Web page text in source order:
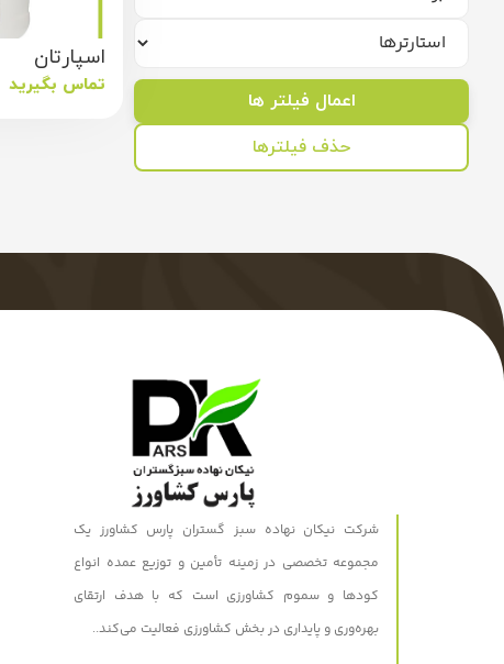
اعمال فیلتر ها
حذف فیلترها
اسپارتان
تماس بگیرید
شرکت نیکان نهاده سبز گستران پارس کشاورز یک
مجموعه تخصصی در زمینه تأمین و توزیع عمده انواع
کودها و سموم کشاورزی است که با هدف ارتقای
بهره‌وری و پایداری در بخش کشاورزی فعالیت می‌کند..